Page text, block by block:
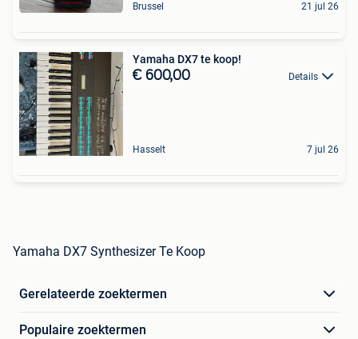
Brussel 21 jul 26
Yamaha DX7 te koop!
€ 600,00 Details
Hasselt 7 jul 26
Yamaha DX7 Synthesizer Te Koop
Gerelateerde zoektermen
Populaire zoektermen